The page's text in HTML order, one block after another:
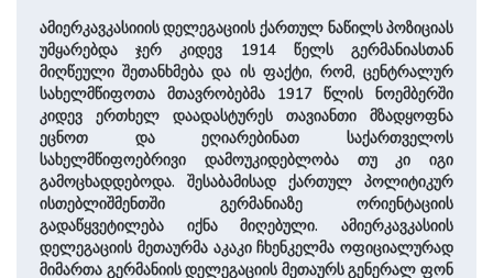
ამიერკავკასიიის დელეგაციის ქართულ ნაწილს პოზიციას
უმყარებდა ჯერ კიდევ 1914 წელს გერმანიასთან
მიღწეული შეთანხმება და ის ფაქტი, რომ, ცენტრალურ
სახელმწიფოთა მთავრობებმა 1917 წლის ნოემბერში
კიდევ ერთხელ დაადასტურეს თავიანთი მზადყოფნა
ეცნოთ და ეღიარებინათ საქართველოს
სახელმწიფოებრივი დამოუკიდებლობა თუ კი იგი
გამოცხადდებოდა. შესაბამისად ქართულ პოლიტიკურ
ისთებლიშმენთში გერმანიაზე ორიენტაციის
გადაწყვეტილება იქნა მიღებული. ამიერკავკასიის
დელეგაციის მეთაურმა აკაკი ჩხენკელმა ოფიციალურად
მიმართა გერმანიის დელეგაციის მეთაურს გენერალ ფონ